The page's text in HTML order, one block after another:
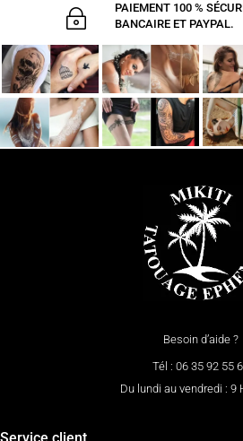
~
PAIEMENT 100 %
BANCAIRE ET PAYPAL.
Besoin d’aide ?
Tél : 06 35 92 55
Du lundi au vendredi : 9
Service client